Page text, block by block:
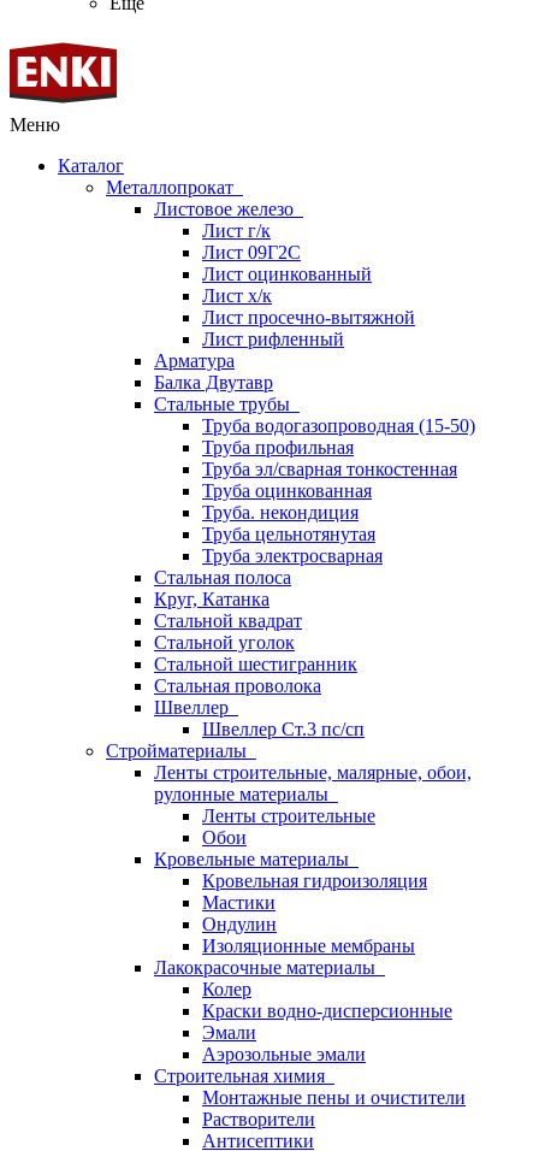
Меню
Каталог
Металлопрокат
Листовое железо
Лист г/к
Лист 09Г2С
Лист оцинкованный
Лист х/к
Лист просечно-вытяжной
Лист рифленный
Арматура
Балка Двутавр
Стальные трубы
Труба водогазопроводная (15-50)
Труба профильная
Труба эл/сварная тонкостенная
Труба оцинкованная
Труба. некондиция
Труба цельнотянутая
Труба электросварная
Стальная полоса
Круг, Катанка
Стальной квадрат
Стальной уголок
Стальной шестигранник
Стальная проволока
Швеллер
Швеллер Ст.3 пс/сп
Стройматериалы
Ленты строительные, малярные, обои,
рулонные материалы
Ленты строительные
Обои
Кровельные материалы
Кровельная гидроизоляция
Мастики
Ондулин
Изоляционные мембраны
Лакокрасочные материалы
Колер
Краски водно-дисперсионные
Эмали
Аэрозольные эмали
Строительная химия
Монтажные пены и очистители
Растворители
Антисептики